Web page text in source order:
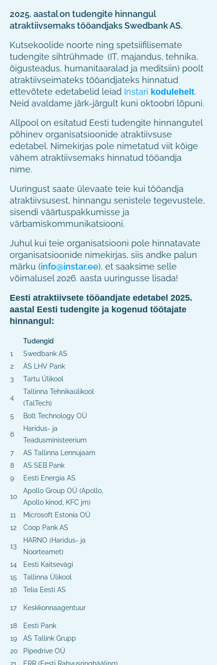
2025. aastal on tudengite hinnangul
atraktiivsemaks tööandjaks Swedbank AS.
Kutsekoolide noorte ning spetsiifilisemate
tudengite sihtrühmade (IT, majandus, tehnika,
õigusteadus, humanitaaralad ja meditsiin) poolt
atraktiivseimateks tööandjateks hinnatud
ettevõtete edetabelid leiad Instari kodulehelt.
Neid avaldame järk-järgult kuni oktoobri lõpuni.
Allpool on esitatud Eesti tudengite hinnangutel
põhinev organisatsioonide atraktiivsuse
edetabel. Nimekirjas pole nimetatud viit kõige
vähem atraktiivsemaks hinnatud tööandja
nime.
Uuringust saate ülevaate teie kui tööandja
atraktiivsusest, hinnangu senistele tegevustele,
sisendi väärtuspakkumisse ja
värbamiskommunikatsiooni.
Juhul kui teie organisatsiooni pole hinnatavate
organisatsioonide nimekirjas, siis andke palun
märku (info@instar.ee), et saaksime selle
võimalusel 2026. aasta uuringusse lisada!
Eesti atraktiivsete tööandjate edetabel 2025.
aastal Eesti tudengite ja kogenud töötajate
hinnangul:
Tudengid
1
Swedbank AS
2
AS LHV Pank
3
Tartu Ülikool
4
Tallinna Tehnikaülikool
(TalTech)
5
Bolt Technology OÜ
6
Haridus- ja
Teadusministeerium
7
AS Tallinna Lennujaam
8
AS SEB Pank
9
Eesti Energia AS
10
Apollo Group OÜ (Apollo,
Apollo kinod, KFC jm)
11
Microsoft Estonia OÜ
12
Coop Pank AS
13
HARNO (Haridus- ja
Noorteamet)
14
Eesti Kaitsevägi
15
Tallinna Ülikool
16
Telia Eesti AS
17 Keskkonnaagentuur
18
Eesti Pank
19
AS Tallink Grupp
20
Pipedrive OÜ